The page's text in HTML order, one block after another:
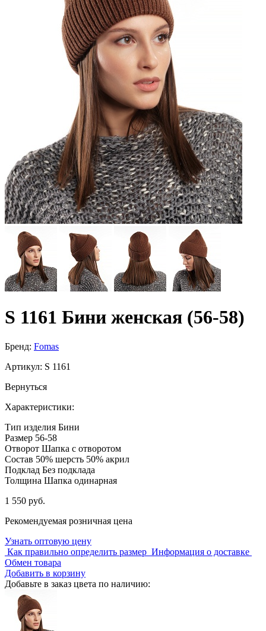
S 1161 Бини женская (56-58)
Бренд: Fomas
Артикул: S 1161
Вернуться
Характеристики:
Тип изделия Бини
Размер 56-58
Отворот Шапка с отворотом
Состав 50% шерсть 50% акрил
Подклад Без подклада
Толщина Шапка одинарная
1 550 руб.
Рекомендуемая розничная цена
Узнать оптовую цену
Как правильно определить размер Информация о доставке
Обмен товара
Добавить в корзину
Добавьте в заказ цвета по наличию: